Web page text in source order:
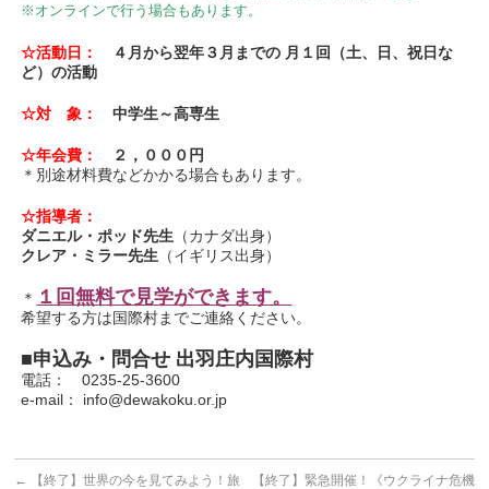
※オンラインで行う場合もあります。
☆活動日：
４月から翌年３月までの 月１回（土、日、祝日な
ど）の活動
☆対 象： 中学生～高専生
☆年会費： ２ ，０００円
＊別途材料費などかかる場合もあります。
☆指導者：
ダニエル・ポッド先生 （カナダ出身）
クレア・ミラー先生 （イギリス出身）
＊ １回無料で見学ができます。
希望する方は国際村までご連絡ください。
■申込み・問合せ 出羽庄内国際村
電話： 0235-25-3600
e-mail： info@dewakoku.or.jp
←
【終了】世界の今を見てみよう！旅
【終了】緊急開催！《ウクライナ危機